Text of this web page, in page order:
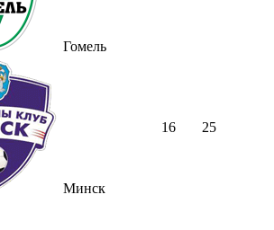
Гомель
Минск
16 25